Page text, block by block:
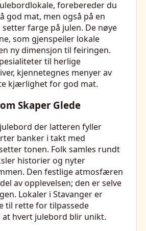
forebereder du
god mat, men også på en
farge på julen. De nøye
som gjenspeiler lokale
ny dimensjon til feiringen.
til herlige
kjennetegnes menyer av
kjærlighet for god mat.
Skaper Glede
der latteren fyller
banker i takt med
tonen. Folk samles rundt
historier og nyter
Den festlige atmosfæren
av opplevelsen; den er selve
Lokaler i Stavanger er
til rette for tilpassede
at hvert julebord blir unikt.